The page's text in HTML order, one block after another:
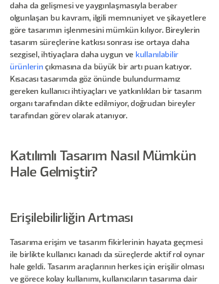
daha da gelişmesi ve yaygınlaşmasıyla beraber
olgunlaşan bu kavram, ilgili memnuniyet ve şikayetlere
göre tasarımın işlenmesini mümkün kılıyor. Bireylerin
tasarım süreçlerine katkısı sonrası ise ortaya daha
sezgisel, ihtiyaçlara daha uygun ve kullanılabilir
ürünlerin çıkmasına da büyük bir artı puan katıyor.
Kısacası tasarımda göz önünde bulundurmamız
gereken kullanıcı ihtiyaçları ve yatkınlıkları bir tasarım
organı tarafından dikte edilmiyor, doğrudan bireyler
tarafından görev olarak atanıyor.
Katılımlı Tasarım Nasıl Mümkün
Hale Gelmiştir?
Erişilebilirliğin Artması
Tasarıma erişim ve tasarım fikirlerinin hayata geçmesi
ile birlikte kullanıcı kanadı da süreçlerde aktif rol oynar
hale geldi. Tasarım araçlarının herkes için erişilir olması
ve görece kolay kullanımı, kullanıcıların tasarıma dair